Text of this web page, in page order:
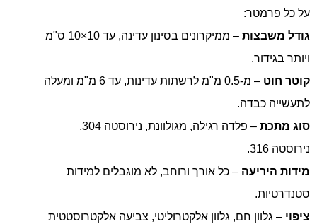
על כל פרמטר:
גודל משבצות
– ממיקרונים בסינון עדינה, עד 10×10 ס"מ
ויותר בגידור.
קוטר חוט
– מ-0.5 מ"מ לרשתות עדינות, עד 6 מ"מ ומעלה
לתעשייה כבדה.
סוג מתכת
– פלדה רגילה, מגולוונת, נירוסטה 304,
נירוסטה 316.
מידות היריעה – כל אורך ורוחב, לא מוגבלים למידות
סטנדרטיות.
ציפוי – גלוון חם, גלוון אלקטרוליטי, צביעה אלקטרוסטטית